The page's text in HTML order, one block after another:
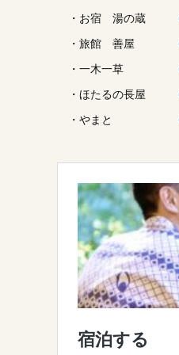
・お宿 湯の蔵
・旅館 善屋
・一木一草
・ほたるの長屋
・やまと